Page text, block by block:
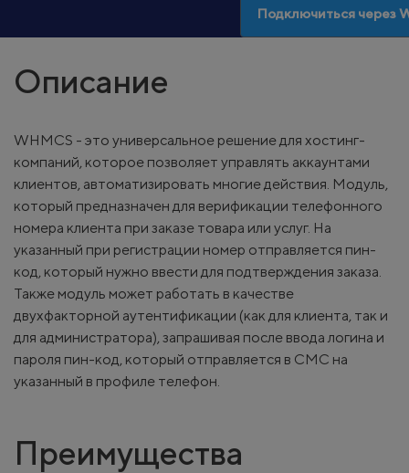
Подключиться через
Описание
WHMCS - это универсальное решение для хостинг-
компаний, которое позволяет управлять аккаунтами
клиентов, автоматизировать многие действия. Модуль,
который предназначен для верификации телефонного
номера клиента при заказе товара или услуг. На
указанный при регистрации номер отправляется пин-
код, который нужно ввести для подтверждения заказа.
Также модуль может работать в качестве
двухфакторной аутентификации (как для клиента, так и
для администратора), запрашивая после ввода логина и
пароля пин-код, который отправляется в СМС на
указанный в профиле телефон.
Преимущества